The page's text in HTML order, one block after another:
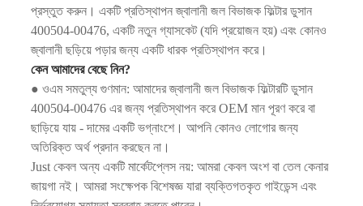
প্রস্তুত করুন। একটি প্রতিস্থাপন জ্বালানী জল বিভাজক ফিল্টার ডুসান
400504-00476, একটি নতুন গ্যাসকেট (যদি প্রয়োজন হয়) এবং কোনও
জ্বালানী ছড়িয়ে পড়ার জন্য একটি ধারক প্রতিস্থাপন করে।
কেন আমাদের বেছে নিন?
● ওএম সমতুল্য গুণমান: আমাদের জ্বালানী জল বিভাজক ফিল্টারটি ডুসান
400504-00476 এর জন্য প্রতিস্থাপন করে OEM মান পূরণ করে বা
ছাড়িয়ে যায় - দামের একটি ভগ্নাংশে। আপনি কোনও লোগোর জন্য
অতিরিক্ত অর্থ প্রদান করছেন না।
Just কেবল অন্য একটি মার্কেটপ্লেস নয়: আমরা কেবল অংশ বা তেল কেনার
জায়গা নই। আমরা সংক্ষেপক বিশেষজ্ঞ যারা ব্যক্তিগতকৃত গাইডেন্স এবং